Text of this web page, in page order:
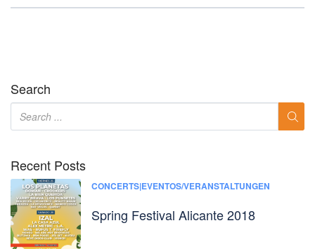
Search
Recent Posts
CONCERTS|EVENTOS/VERANSTALTUNGEN
Spring Festival Alicante 2018